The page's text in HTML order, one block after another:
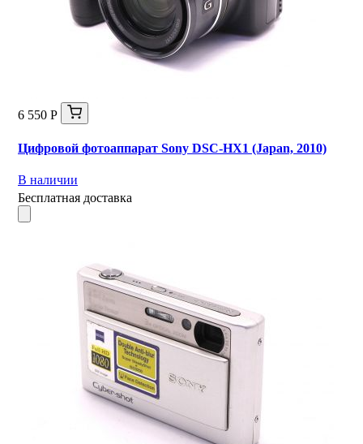
6 550 Р
Цифровой фотоаппарат Sony DSC-HX1 (Japan, 2010)
В наличии
Бесплатная доставка